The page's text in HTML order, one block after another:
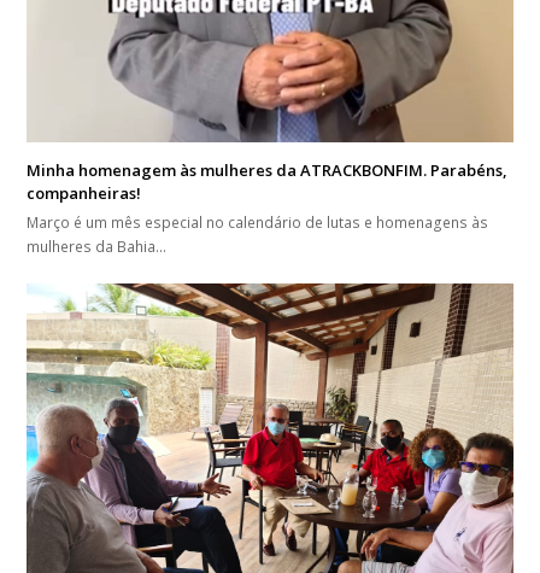
Minha homenagem às mulheres da ATRACKBONFIM. Parabéns,
companheiras!
Março é um mês especial no calendário de lutas e homenagens às
mulheres da Bahia…